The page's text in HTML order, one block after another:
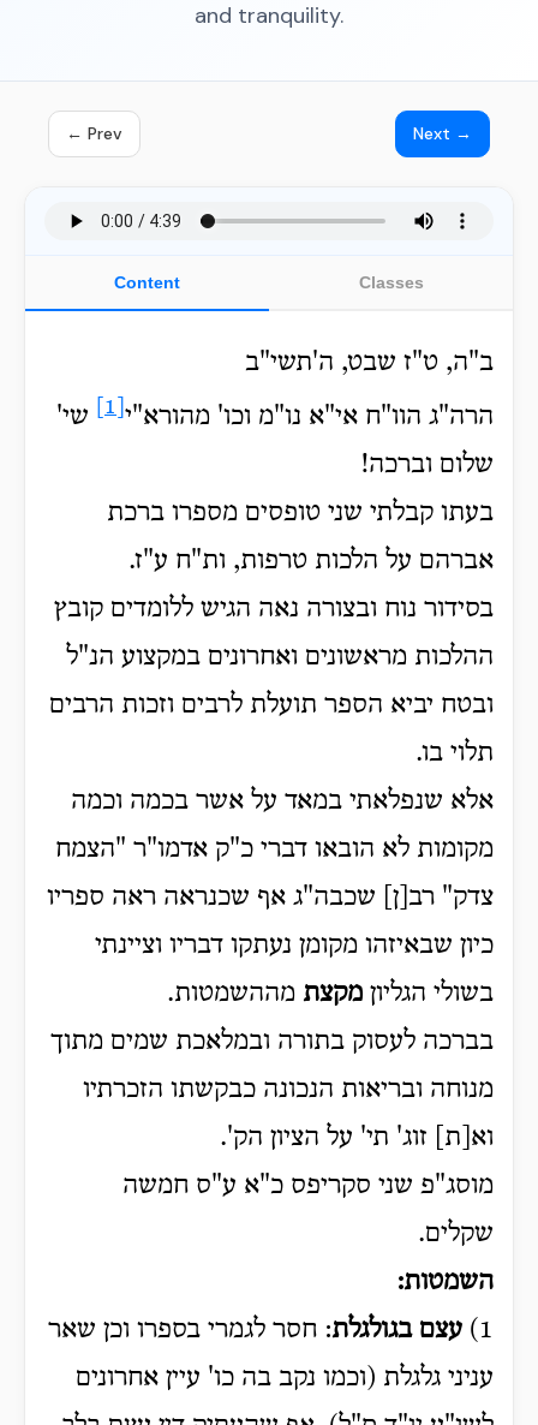
and tranquility.
← Prev Next →
Content Classes
ב"ה, ט"ז שבט, ה'תשי"ב
הרה"ג הוו"ח אי"א נו"מ וכו' מהורא"י
שי'
שלום וברכה!
בעתו קבלתי שני טופסים מספרו ברכת
אברהם על הלכות טרפות, ות"ח ע"ז.
בסידור נוח ובצורה נאה הגיש ללומדים קובץ
ההלכות מראשונים ואחרונים במקצוע הנ"ל
ובטח יביא הספר תועלת לרבים וזכות הרבים
תלוי בו.
אלא שנפלאתי במאד על אשר בכמה וכמה
מקומות לא הובאו דברי כ"ק אדמו"ר "הצמח
צדק" רב[ן] שכבה"ג אף שכנראה ראה ספריו
כיון שבאיזהו מקומן נעתקו דבריו וציינתי
בשולי הגליון מקצת מההשמטות.
בברכה לעסוק בתורה ובמלאכת שמים מתוך
מנוחה ובריאות הנכונה כבקשתו הזכרתיו
וא[ת] זוג' תי' על הציון הק'.
מוסג"פ שני סקריפס כ"א ע"ס חמשה
שקלים.
השמטות:
1)
עצם בגולגלת: חסר לגמרי בספרו וכן שאר
עניני גלגלת (וכמו נקב בה כו' עיין אחרונים